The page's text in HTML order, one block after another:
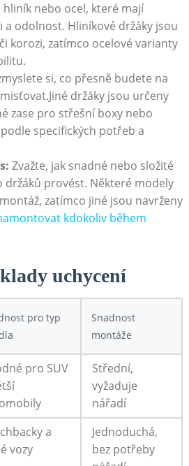
nebo ocel,⁢ které mají
⁤a odolnost. Hliníkové držáky‌ jsou
korozi, zatímco ocelové varianty
si, co přesně​ budete ‌na
držáky​ jsou určeny
zase pro střešní boxy nebo
specifických potřeb ​a
Zvažte, jak snadné ‍nebo složité
držáků provést. Některé modely
zatímco jiné jsou navrženy
kdokoliv během
uchycení
pro typ
Snadnost
montáže
pro SUV
Střední,
‍vyžaduje ​
nářadí
a
vozy
Jednoduchá,
bez potřeby